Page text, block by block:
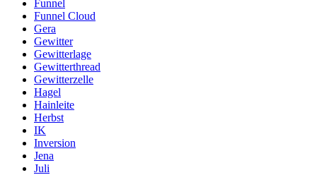
Funnel
Funnel Cloud
Gera
Gewitter
Gewitterlage
Gewitterthread
Gewitterzelle
Hagel
Hainleite
Herbst
IK
Inversion
Jena
Juli